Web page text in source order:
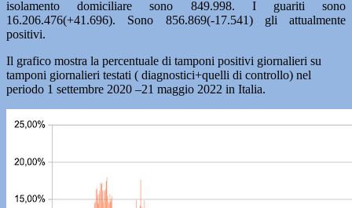
isolamento domiciliare sono 849.998. I guariti sono
16.206.476(+41.696). Sono 856.869(-17.541) gli attualmente
positivi.
Il grafico mostra la percentuale di tamponi positivi giornalieri su
tamponi giornalieri testati ( diagnostici+quelli di controllo) nel
periodo 1 settembre 2020 –21 maggio 2022 in Italia.